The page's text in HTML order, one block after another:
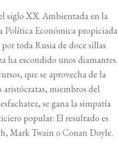
siglo XX. Ambientada en la
Política Económica propiciada
toda Rusia de doce sillas
ha escondido unos diamantes.
que se aprovecha de la
aristócratas, miembros del
se gana la simpatía
popular. El resultado es
Mark Twain o Conan Doyle.